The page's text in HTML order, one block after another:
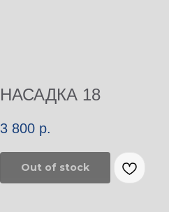
НАСАДКА 18
3 800 р.
Out of stock